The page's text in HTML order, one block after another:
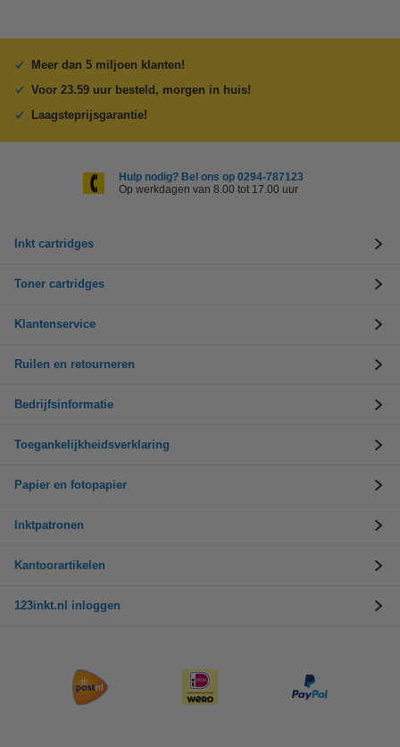
Meer dan 5 miljoen klanten!
Voor 23.59 uur besteld, morgen in huis!
Laagsteprijsgarantie!
Hulp nodig? Bel ons op 0294-787123
Op werkdagen van 8.00 tot 17.00 uur
Inkt cartridges
Toner cartridges
Klantenservice
Ruilen en retourneren
Bedrijfsinformatie
Toegankelijkheidsverklaring
Papier en fotopapier
Inktpatronen
Kantoorartikelen
123inkt.nl inloggen